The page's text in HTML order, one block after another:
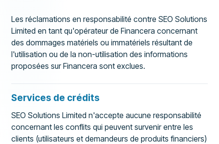
Les réclamations en responsabilité contre SEO Solutions
Limited en tant qu'opérateur de Financera concernant
des dommages matériels ou immatériels résultant de
l'utilisation ou de la non-utilisation des informations
proposées sur Financera sont exclues.
Services de crédits
SEO Solutions Limited n'accepte aucune responsabilité
concernant les conflits qui peuvent survenir entre les
clients (utilisateurs et demandeurs de produits financiers)